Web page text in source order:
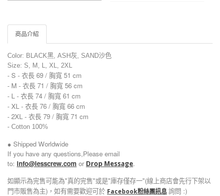
商品介紹
Color: BLACK黑, ASH灰, SAND沙色
Size: S, M, L, XL, 2XL
- S - 衣長 69 / 胸寬 51 cm
- M - 衣長 71 / 胸寬 56 cm
- L - 衣長 74 / 胸寬 61 cm
- XL - 衣長 76 / 胸寬 66 cm
- 2XL - 衣長 79 / 胸寬 71 cm
- Cotton 100%
● Shipped Worldwide
If you have any questions,Please email
to: info@lesscrew.com or Drop Message.
如顯示為完售可能為"真的完售"或是"庫存僅存一"(線上商店會先行下架以
門市販售為主)，如有需要歡迎可於 Facebook粉絲團訊息詢問 :)